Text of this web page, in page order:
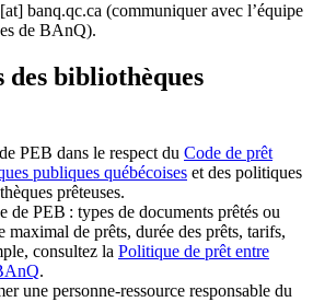
[at] banq.qc.ca (communiquer avec l’équipe
de BAnQ).
des bibliothèques
PEB dans le respect du Code de prêt
publiques québécoises et des politiques
prêteuses.
de PEB : types de documents prêtés ou
maximal de prêts, durée des prêts, tarifs,
consultez la Politique de prêt entre
.
une personne-ressource responsable du